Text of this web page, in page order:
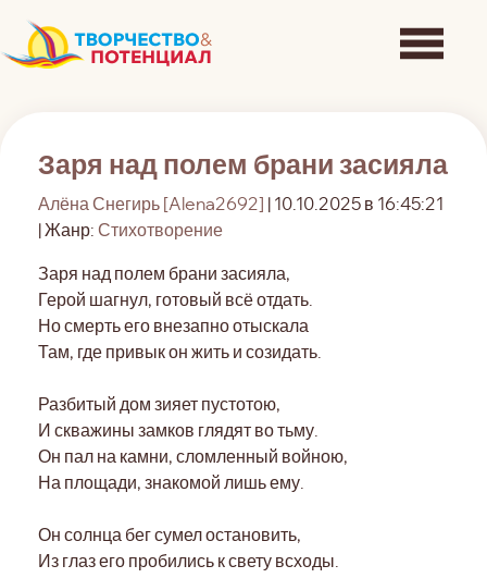
Заря над полем брани засияла
Алёна Снегирь [Alena2692]
| 10.10.2025 в 16:45:21
| Жанр: Стихотворение
Заря над полем брани засияла,
Герой шагнул, готовый всё отдать.
Но смерть его внезапно отыскала
Там, где привык он жить и созидать.
Разбитый дом зияет пустотою,
И скважины замков глядят во тьму.
Он пал на камни, сломленный войною,
На площади, знакомой лишь ему.
Он солнца бег сумел остановить,
Из глаз его пробились к свету всходы.